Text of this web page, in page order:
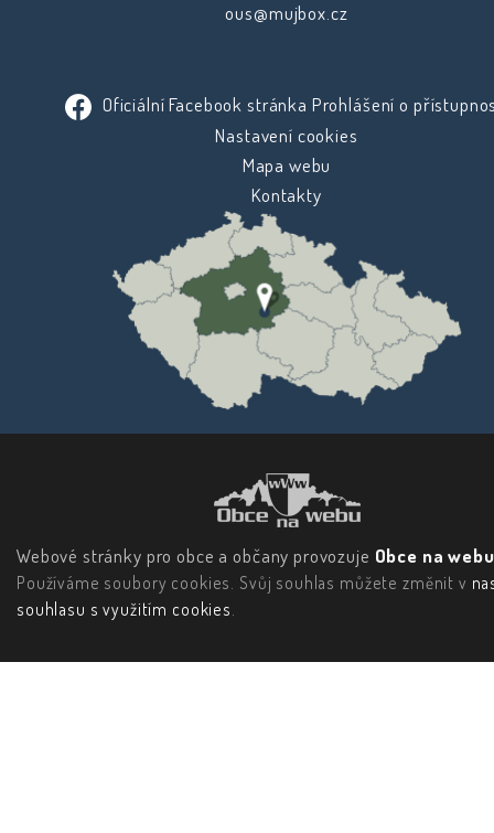
ous@mujbox.cz
Oficiální Facebook stránka Prohlášení o
Nastavení cookies
Mapa webu
Kontakty
Webové stránky pro obce a občany provozuje Obce na
Používáme soubory cookies. Svůj souhlas můžete změnit v
souhlasu s využitím cookies